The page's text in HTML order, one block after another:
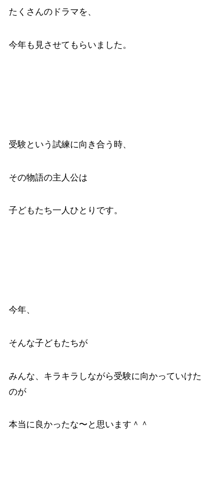
たくさんのドラマを、
今年も見させてもらいました。
受験という試練に向き合う時、
その物語の主人公は
子どもたち一人ひとりです。
今年、
そんな子どもたちが
みんな、キラキラしながら受験に向かっていけた
のが
本当に良かったな〜と思います＾＾